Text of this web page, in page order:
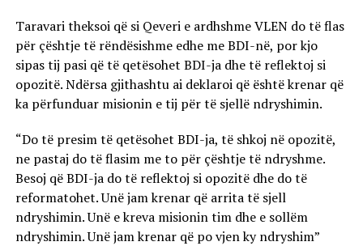
Taravari theksoi që si Qeveri e ardhshme VLEN do të flas
për çështje të rëndësishme edhe me BDI-në, por kjo
sipas tij pasi që të qetësohet BDI-ja dhe të reflektoj si
opozitë. Ndërsa gjithashtu ai deklaroi që është krenar që
ka përfunduar misionin e tij për të sjellë ndryshimin.
“Do të presim të qetësohet BDI-ja, të shkoj në opozitë,
ne pastaj do të flasim me to për çështje të ndryshme.
Besoj që BDI-ja do të reflektoj si opozitë dhe do të
reformatohet. Unë jam krenar që arrita të sjell
ndryshimin. Unë e kreva misionin tim dhe e sollëm
ndryshimin. Unë jam krenar që po vjen ky ndryshim”